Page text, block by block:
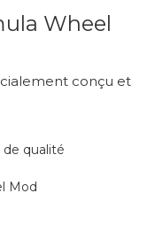
Wheel
conçu et
de qualité
Mod